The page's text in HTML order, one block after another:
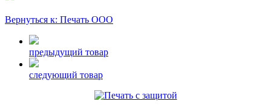
Вернуться к: Печать ООО
предыдущий товар
следующий товар